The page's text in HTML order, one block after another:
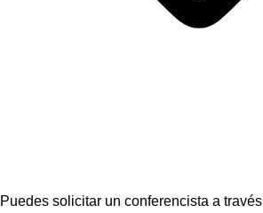
Puedes solicitar un conferencista a